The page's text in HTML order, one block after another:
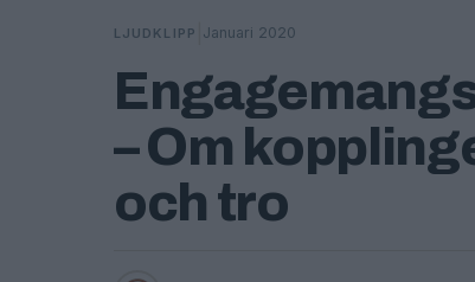
LJUDKLIPP Januari 2020
– Om
och tro